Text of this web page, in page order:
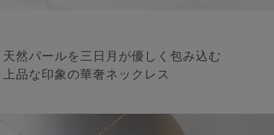
天然パールを三日月が優しく包み込む
上品な印象の華奢ネックレス